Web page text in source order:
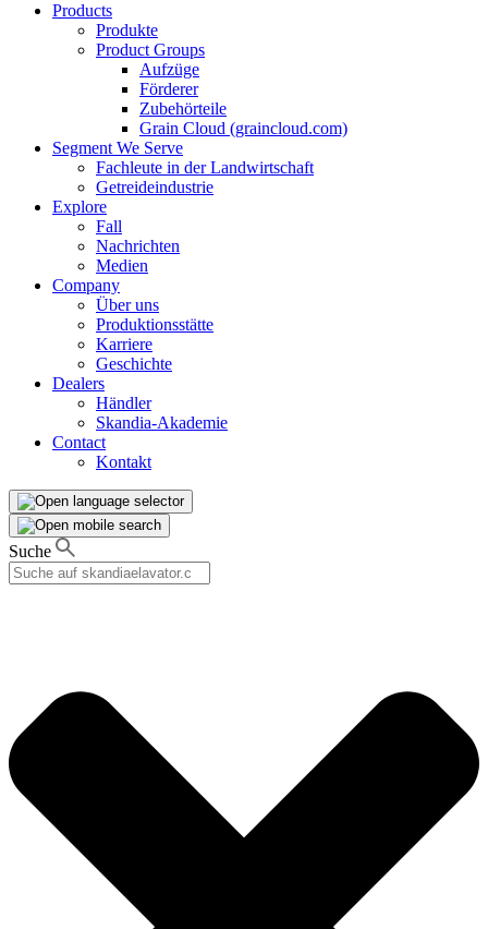
Products
Produkte
Product Groups
Aufzüge
Förderer
Zubehörteile
Grain Cloud (graincloud.com)
Segment We Serve
Fachleute in der Landwirtschaft
Getreideindustrie
Explore
Fall
Nachrichten
Medien
Company
Über uns
Produktionsstätte
Karriere
Geschichte
Dealers
Händler
Skandia-Akademie
Contact
Kontakt
Suche